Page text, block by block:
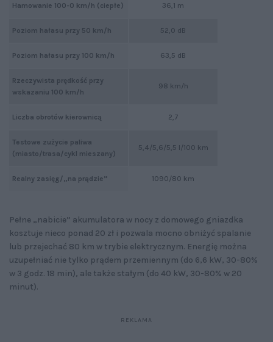
36,1 m
52,0 dB
63,5 dB
98 km/h
2,7
5,4/5,6/5,5 l/100 km
1090/80 km
Hamowanie 100-0 km/h (ciepłe)
Poziom hałasu przy 50 km/h
Poziom hałasu przy 100 km/h
Rzeczywista prędkość przy
wskazaniu 100 km/h
Liczba obrotów kierownicą
Testowe zużycie paliwa
(miasto/trasa/cykl mieszany)
Realny zasięg/„na prądzie”
Pełne „nabicie” akumulatora w nocy z domowego gniazdka
kosztuje nieco ponad 20 zł i pozwala mocno obniżyć spalanie
lub przejechać 80 km w trybie elektrycznym. Energię można
uzupełniać nie tylko prądem przemiennym (do 6,6 kW, 30-80%
w 3 godz. 18 min), ale także stałym (do 40 kW, 30-80% w 20
minut).